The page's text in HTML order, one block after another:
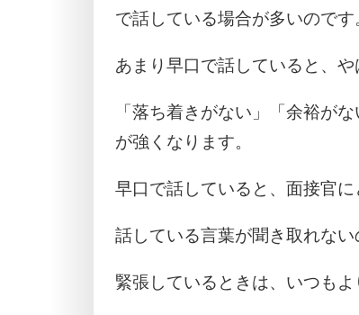
で話している場合が多いのです
あまり早口で話していると、や
「落ち着きがない」「余裕が
が強くなります。
早口で話していると、面接官
話している言葉が聞き取れない
緊張しているときは、いつも